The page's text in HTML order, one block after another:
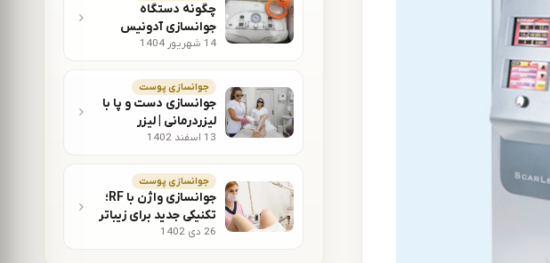
چگونه دستگاه
جوانسازی آدونیس
می‌تواند تجربه لیفت و
متفاوت کند؟
14 شهریور 1404
جوانسازی پوست
جوانسازی دست و پا با
لیزردرمانی | لیزر
جوانسازی پوست
دارد؟
13 اسفند 1402
جوانسازی پوست
جوانسازی واژن با RF؛
تکنیکی جدید برای زیباتر
شدن
26 دی 1402